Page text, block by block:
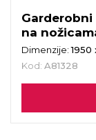
na
Dimenzije:1950
Kod: A81328